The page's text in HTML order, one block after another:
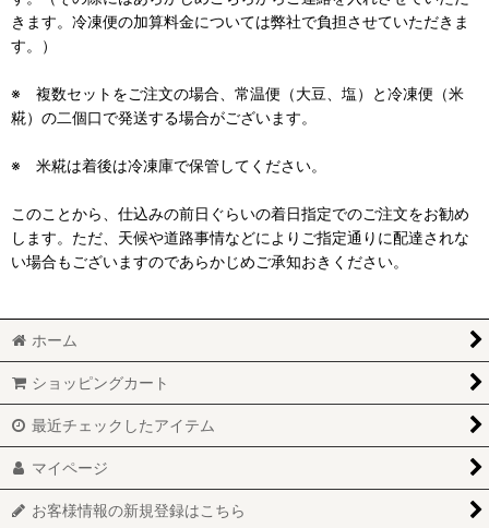
きます。冷凍便の加算料金については弊社で負担させていただきま
す。）
※ 複数セットをご注文の場合、常温便（大豆、塩）と冷凍便（米
糀）の二個口で発送する場合がございます。
※ 米糀は着後は冷凍庫で保管してください。
このことから、仕込みの前日ぐらいの着日指定でのご注文をお勧め
します。ただ、天候や道路事情などによりご指定通りに配達されな
い場合もございますのであらかじめご承知おきください。
ホーム
ショッピングカート
最近チェックしたアイテム
マイページ
お客様情報の新規登録はこちら